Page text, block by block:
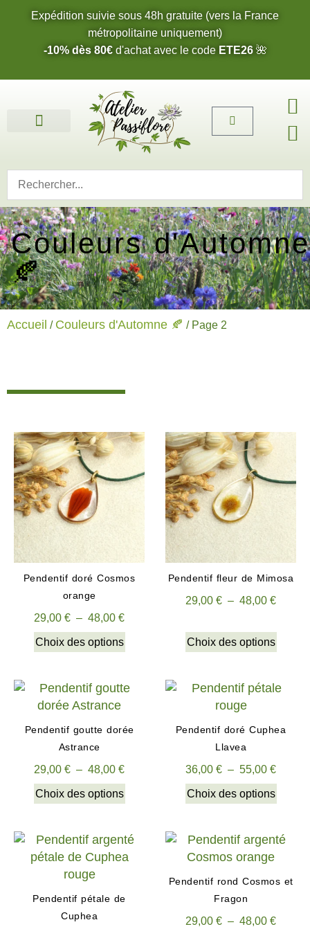
Expédition suivie sous 48h gratuite (vers la France
métropolitaine uniquement)
-10% dès 80€d'achat avec le code ETE26🌺
Couleurs d'Automne
🍂
Accueil / Couleurs d'Automne 🍂 / Page 2
Pendentif doré Cosmos
orange
29,00 € – 48,00 €
Choix des options
Pendentif fleur de Mimosa
29,00 € – 48,00 €
Choix des options
Pendentif goutte dorée
Astrance
29,00 € – 48,00 €
Choix des options
Pendentif doré Cuphea
Llavea
36,00 € – 55,00 €
Choix des options
Pendentif pétale de
Cuphea
Pendentif rond Cosmos et
Fragon
29,00 € – 48,00 €